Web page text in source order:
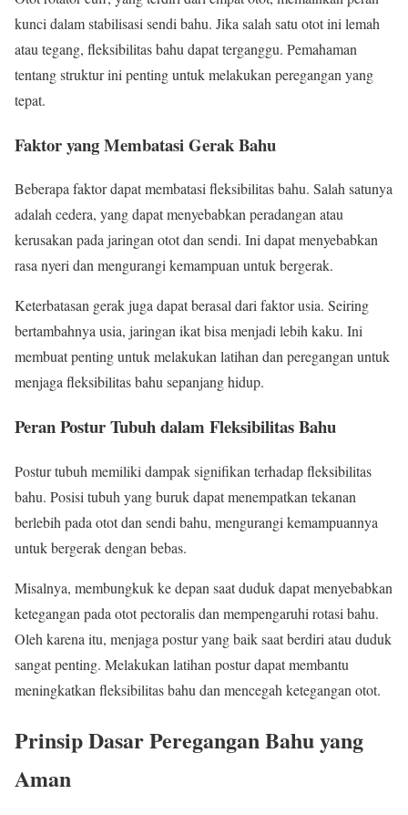
kunci dalam stabilisasi sendi bahu. Jika salah satu otot ini lemah
atau tegang, fleksibilitas bahu dapat terganggu. Pemahaman
tentang struktur ini penting untuk melakukan peregangan yang
tepat.
Faktor yang Membatasi Gerak Bahu
Beberapa faktor dapat membatasi fleksibilitas bahu. Salah satunya
adalah cedera, yang dapat menyebabkan peradangan atau
kerusakan pada jaringan otot dan sendi. Ini dapat menyebabkan
rasa nyeri dan mengurangi kemampuan untuk bergerak.
Keterbatasan gerak juga dapat berasal dari faktor usia. Seiring
bertambahnya usia, jaringan ikat bisa menjadi lebih kaku. Ini
membuat penting untuk melakukan latihan dan peregangan untuk
menjaga fleksibilitas bahu sepanjang hidup.
Peran Postur Tubuh dalam Fleksibilitas Bahu
Postur tubuh memiliki dampak signifikan terhadap fleksibilitas
bahu. Posisi tubuh yang buruk dapat menempatkan tekanan
berlebih pada otot dan sendi bahu, mengurangi kemampuannya
untuk bergerak dengan bebas.
Misalnya, membungkuk ke depan saat duduk dapat menyebabkan
ketegangan pada otot pectoralis dan mempengaruhi rotasi bahu.
Oleh karena itu, menjaga postur yang baik saat berdiri atau duduk
sangat penting. Melakukan latihan postur dapat membantu
meningkatkan fleksibilitas bahu dan mencegah ketegangan otot.
Prinsip Dasar Peregangan Bahu yang
Aman